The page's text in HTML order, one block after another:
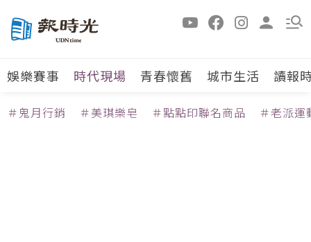
娛樂賽事 時代現場 青春懷舊 城市生活 讀報
＃鬼月行銷 ＃美琪樂皂 ＃點點印聯名商品 ＃老派運